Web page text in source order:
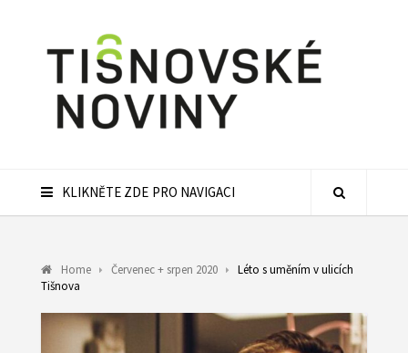
KLIKNĚTE ZDE PRO NAVIGACI
Home Červenec + srpen 2020
Léto s uměním v ulicích
Tišnova